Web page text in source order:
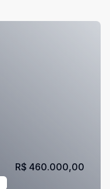
R$ 460.000,00